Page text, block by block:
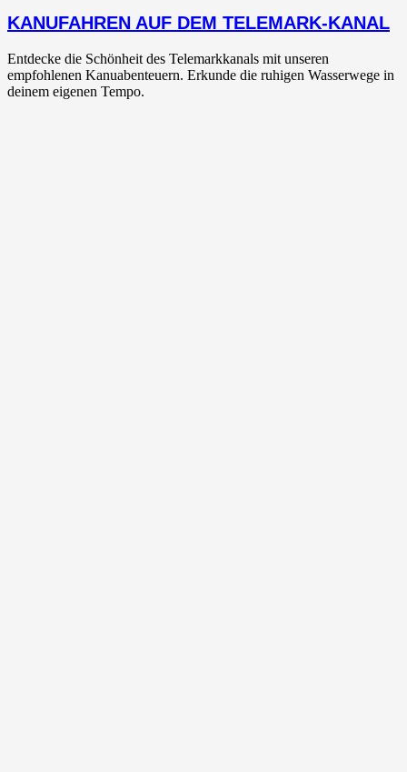
KANUFAHREN AUF DEM TELEMARK-KANAL
Entdecke die Schönheit des Telemarkkanals mit unseren
empfohlenen Kanuabenteuern. Erkunde die ruhigen Wasserwege in
deinem eigenen Tempo.